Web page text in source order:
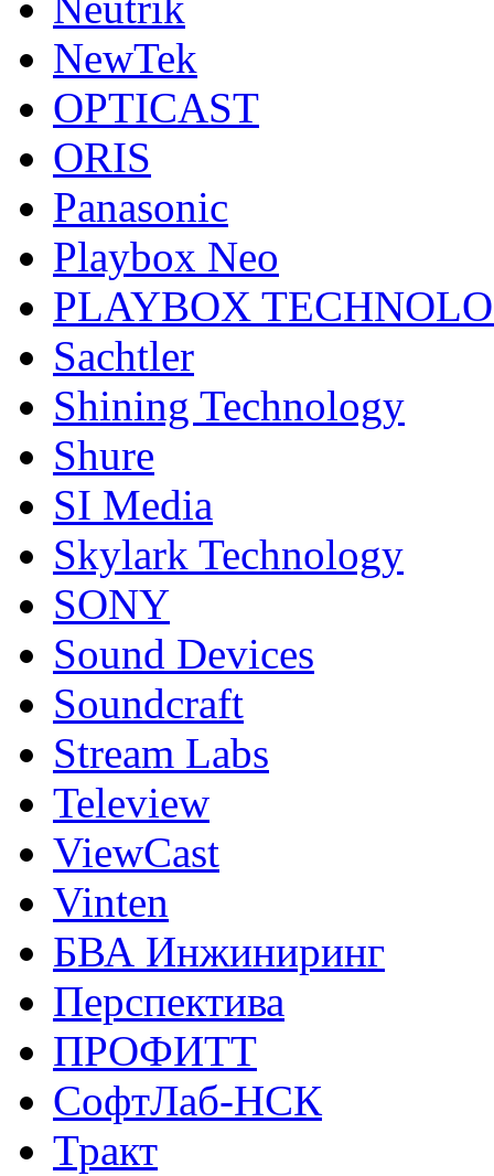
NewTek
OPTICAST
ORIS
Panasonic
Playbox Neo
PLAYBOX
Sachtler
Shining Technology
Shure
SI Media
Skylark Technology
SONY
Sound Devices
Soundcraft
Stream Labs
Teleview
ViewCast
Vinten
БВА Инжиниринг
Перспектива
ПРОФИТТ
СофтЛаб-НСК
Тракт